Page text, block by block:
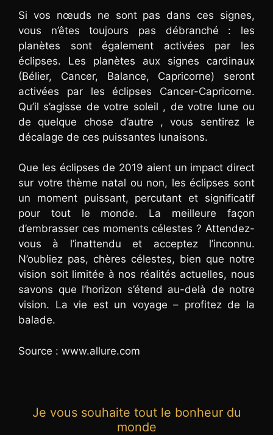
Si vos nœuds ne sont pas dans ces signes,
vous n’êtes toujours pas débranché : les
planètes sont également activées par les
éclipses. Les planètes aux signes cardinaux
(Bélier, Cancer, Balance, Capricorne) seront
activées par les éclipses Cancer-Capricorne.
Qu’il s’agisse de votre soleil , de votre lune ou
de quelque chose d’autre , vous sentirez le
décalage de ces puissantes lunaisons.
Que les éclipses de 2019 aient un impact direct
sur votre thème natal ou non, les éclipses sont
un moment puissant, percutant et significatif
pour tout le monde. La meilleure façon
d’embrasser ces moments célestes ? Attendez-
vous à l’inattendu et acceptez l’inconnu.
N’oubliez pas, chères célestes, bien que notre
vision soit limitée à nos réalités actuelles, nous
savons que l’horizon s’étend au-delà de notre
vision. La vie est un voyage – profitez de la
balade.
Source : www.allure.com
Je vous souhaite tout le bonheur du
monde